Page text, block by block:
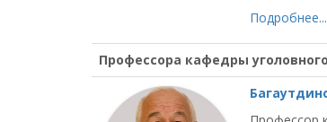
Подробнее...
Профессора кафедры